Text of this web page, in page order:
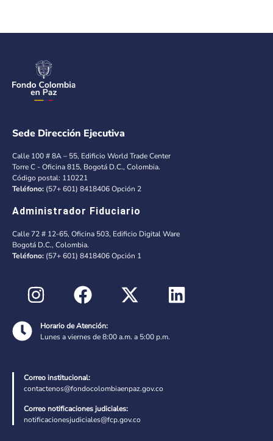
Sede Dirección Ejecutiva
Calle 100 # 8A – 55, Edificio World Trade Center
Torre C - Oficina 815, Bogotá D.C., Colombia.
Código postal: 110221
Teléfono: (57+ 601) 8418406 Opción 2
Administrador Fiduciario
Calle 72 # 12-65, Oficina 503, Edificio Digital Ware
Bogotá D.C., Colombia.
Teléfono: (57+ 601) 8418406 Opción 1
Horario de Atención:
Lunes a viernes de 8:00 a.m. a 5:00 p.m.
Correo institucional:
contactenos@fondocolombiaenpaz.gov.co
Correo notificaciones judiciales:
notificacionesjudiciales@fcp.gov.co